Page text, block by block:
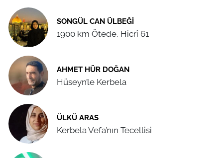
SONGÜL CAN ÜLBEĞI
1900 km Ötede, Hicrî 61
AHMET HÜR DOĞAN
Hüseyn’le Kerbela
ÜLKÜ ARAS
Kerbela Vefa’nın Tecellisi